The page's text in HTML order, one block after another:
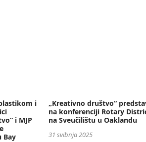
i
i MJP
Bay
„Kreativno društvo“
na konferenciji Rotary
na Sveučilištu u Oaklandu
31 svibnja 2025